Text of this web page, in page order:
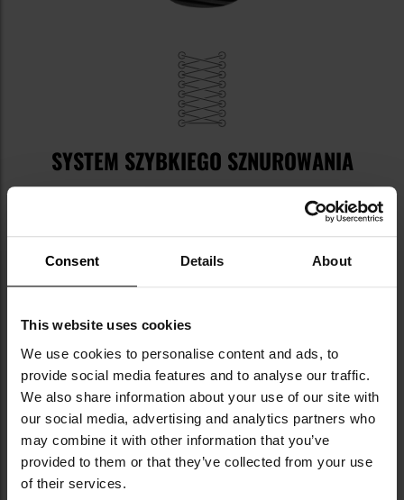
Consent Details About
This website uses cookies
We use cookies to personalise content and ads, to
provide social media features and to analyse our traffic.
We also share information about your use of our site with
our social media, advertising and analytics partners who
may combine it with other information that you’ve
provided to them or that they’ve collected from your use
of their services.
SYSTEM SZYBKIEGO SZNUROWANIA
Buty wyposażone zostały w cztery pary otworów
sznurowania wykonanych ze wzmacnianego
tworzywa. W górnej części znajduje się osiem
wygodnych przelotek
systemu szybkiego